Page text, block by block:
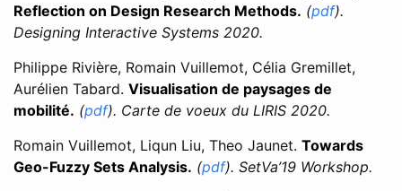
Reflection on Design Research Methods. (pdf).
Designing Interactive Systems 2020.
Philippe Rivière, Romain Vuillemot, Célia Gremillet,
Aurélien Tabard. Visualisation de paysages de
mobilité. (pdf). Carte de voeux du LIRIS 2020.
Romain Vuillemot, Liqun Liu, Theo Jaunet. Towards
Geo-Fuzzy Sets Analysis. (pdf). SetVa’19 Workshop.